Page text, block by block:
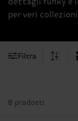
dettagli funky e
per veri
Filtra
8 prodotti